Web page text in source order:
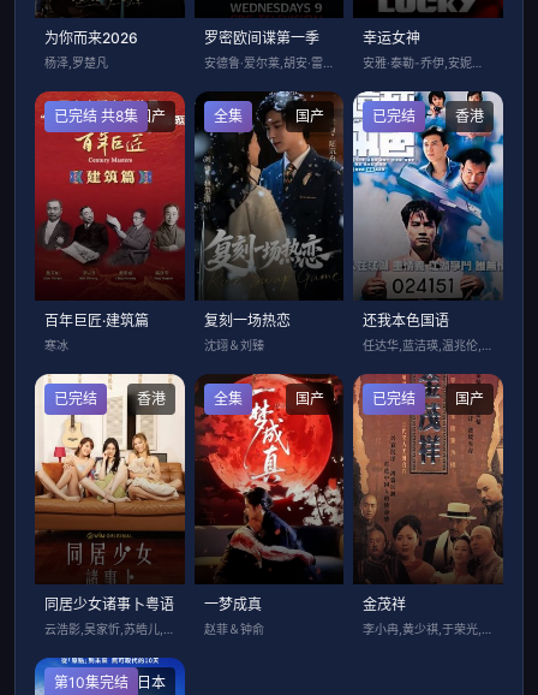
为你而来2026
杨泽,罗楚凡
罗密欧间谍第一季
安德鲁·爱尔莱,胡安·雷丁格尔,尤金·里
幸运女神
国产
已完结 共8集
百年巨匠·建筑篇
寒冰
国产
全集
复刻一场热恋
沈翊＆刘臻
香港
已完结
还我本色国语
香港
已完结
同居少女诸事卜粤语
国产
全集
一梦成真
赵菲＆钟俞
国产
已完结
金茂祥
日本
第10集完结